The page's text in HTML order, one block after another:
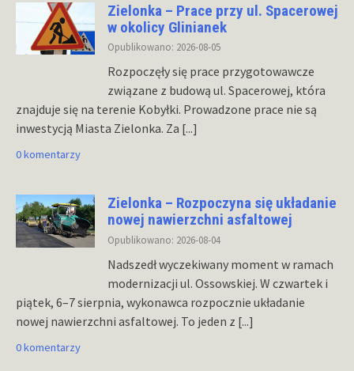
Zielonka – Prace przy ul. Spacerowej
w okolicy Glinianek
Opublikowano: 2026-08-05
Rozpoczęły się prace przygotowawcze
związane z budową ul. Spacerowej, która
znajduje się na terenie Kobyłki. Prowadzone prace nie są
inwestycją Miasta Zielonka. Za [...]
0 komentarzy
Zielonka – Rozpoczyna się układanie
nowej nawierzchni asfaltowej
Opublikowano: 2026-08-04
Nadszedł wyczekiwany moment w ramach
modernizacji ul. Ossowskiej. W czwartek i
piątek, 6–7 sierpnia, wykonawca rozpocznie układanie
nowej nawierzchni asfaltowej. To jeden z [...]
0 komentarzy